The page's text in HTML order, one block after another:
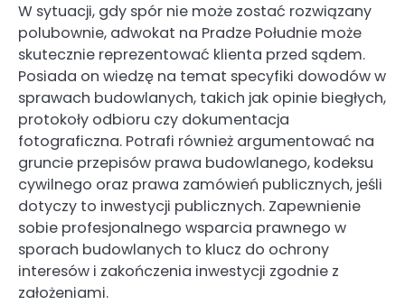
W sytuacji, gdy spór nie może zostać rozwiązany
polubownie, adwokat na Pradze Południe może
skutecznie reprezentować klienta przed sądem.
Posiada on wiedzę na temat specyfiki dowodów w
sprawach budowlanych, takich jak opinie biegłych,
protokoły odbioru czy dokumentacja
fotograficzna. Potrafi również argumentować na
gruncie przepisów prawa budowlanego, kodeksu
cywilnego oraz prawa zamówień publicznych, jeśli
dotyczy to inwestycji publicznych. Zapewnienie
sobie profesjonalnego wsparcia prawnego w
sporach budowlanych to klucz do ochrony
interesów i zakończenia inwestycji zgodnie z
założeniami.